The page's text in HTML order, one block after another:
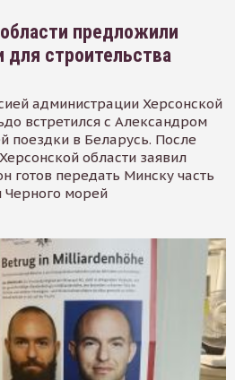
предложили
для строительства
администрации Херсонской
встретился с Александром
поездки в Беларусь. После
области заявил
готов передать Минску часть
Черного морей